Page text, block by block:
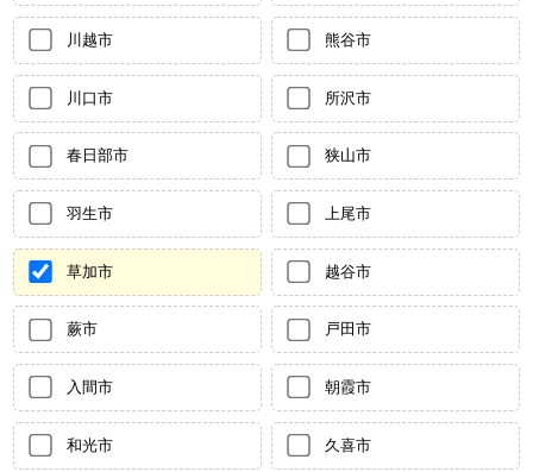
川越市 熊谷市
川口市 所沢市
春日部市 狭山市
羽生市 上尾市
草加市 越谷市
蕨市 戸田市
入間市 朝霞市
和光市 久喜市